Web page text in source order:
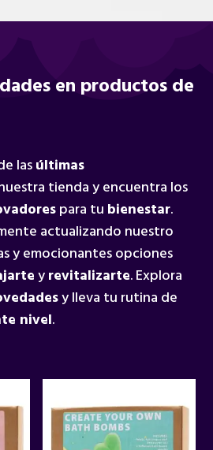
en productos de
lasúltimas
tienda y encuentra los
para tu bienestar.
actualizando nuestro
y emocionantes opciones
yrevitalizarte. Explora
y lleva tu rutina de
nivel.